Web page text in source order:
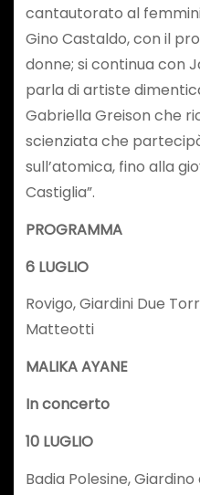
cantautorato al
Gino Castaldo, con il
donne; si continua con
parla di artiste
Gabriella Greison che
scienziata che
sull’atomica, fino alla
Castiglia”.
PROGRAMMA
6 LUGLIO
Rovigo, Giardini Due
Matteotti
MALIKA AYANE
In concerto
10 LUGLIO
Badia Polesine, Giardino